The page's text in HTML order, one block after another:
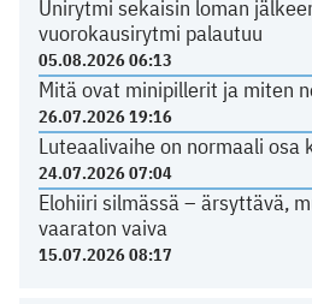
Unirytmi sekaisin loman
vuorokausirytmi palautuu
05.08.2026 06:13
Mitä ovat minipillerit ja miten
26.07.2026 19:16
Luteaalivaihe on normaali
24.07.2026 07:04
Elohiiri silmässä – ärsyttävä,
vaaraton vaiva
15.07.2026 08:17